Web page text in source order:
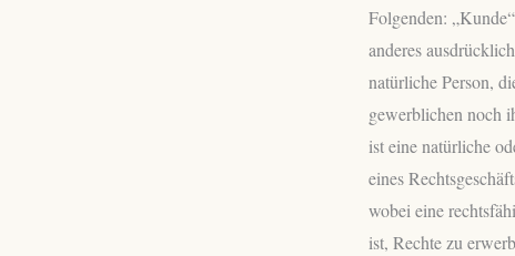
Folgenden:
anderes
natürliche Person,
gewerblichen noch
ist eine natürliche
eines
wobei eine
ist, Rechte zu